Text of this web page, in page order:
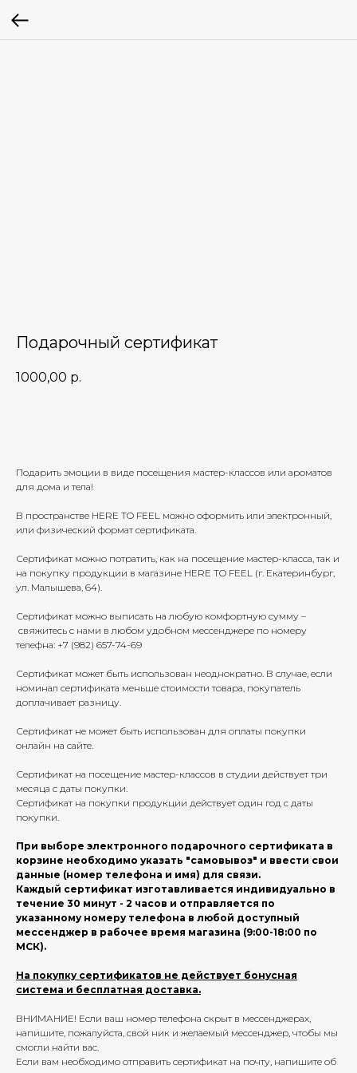
Подарочный сертификат
1000,00 р.
Подарить эмоции в виде посещения мастер-классов или ароматов
для дома и тела!
В пространстве HERE TO FEEL можно оформить или электронный,
или физический формат сертификата.
Сертификат можно потратить, как на посещение мастер-класса, так и
на покупку продукции в магазине HERE TO FEEL (г. Екатеринбург,
ул. Малышева, 64).
Сертификат можно выписать на любую комфортную сумму –
свяжитесь с нами в любом удобном мессенджере по номеру
телефна: +7 (982) 657-74-69
Сертификат может быть использован неоднократно. В случае, если
номинал сертификата меньше стоимости товара, покупатель
доплачивает разницу.
Сертификат не может быть использован для оплаты покупки
онлайн на сайте.
Сертификат на посещение мастер-классов в студии действует три
месяца с даты покупки.
Сертификат на покупки продукции действует один год с даты
покупки.
При выборе электронного подарочного сертификата в
корзине необходимо указать "самовывоз" и ввести свои
данные (номер телефона и имя) для связи.
Каждый сертификат изготавливается индивидуально в
течение 30 минут - 2 часов и отправляется по
указанному номеру телефона в любой доступный
мессенджер в рабочее время магазина (9:00-18:00 по
МСК).
На покупку сертификатов не действует бонусная
система и бесплатная доставка.
ВНИМАНИЕ! Если ваш номер телефона скрыт в мессенджерах,
напишите, пожалуйста, свой ник и желаемый мессенджер, чтобы мы
смогли найти вас.
Если вам необходимо отправить сертификат на почту, напишите об